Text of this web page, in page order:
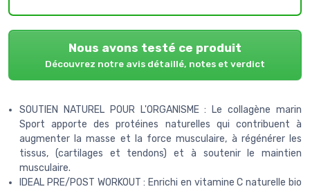
Nous avons testé ce produit
Découvrez notre avis détaillé, notes et verdict
SOUTIEN NATUREL POUR L'ORGANISME : Le collagène marin
Sport apporte des protéines naturelles qui contribuent à
augmenter la masse et la force musculaire, à régénérer les
tissus, (cartilages et tendons) et à soutenir le maintien
musculaire.
IDEAL PRE/POST WORKOUT : Enrichi en vitamine C naturelle bio